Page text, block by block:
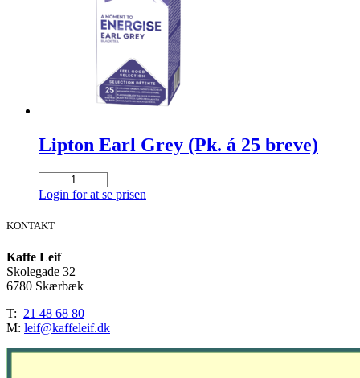
Lipton Earl Grey (Pk. á 25 breve)
Earl
(Pk.
25
breve)
antal
Login for at se prisen
KONTAKT
Kaffe Leif
Skolegade 32
6780 Skærbæk
T: 21 48 68 80
M: leif@kaffeleif.dk